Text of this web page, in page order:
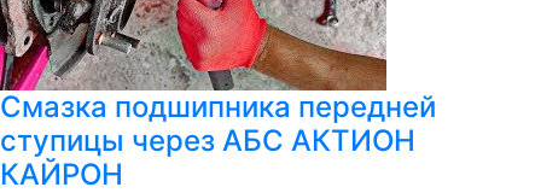
Смазка подшипника передней
ступицы через АБС АКТИОН
КАЙРОН